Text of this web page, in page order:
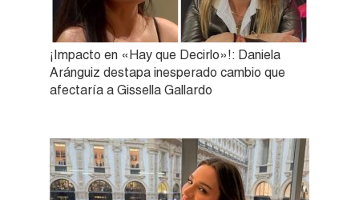
¡Impacto en «Hay que Decirlo»!: Daniela
Aránguiz destapa inesperado cambio que
afectaría a Gissella Gallardo